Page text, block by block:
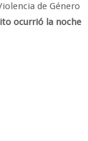
de Género
ocurrió la noche